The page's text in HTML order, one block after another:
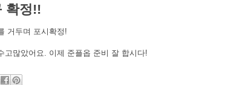
확정!!
거두며 포시확정!
고많았어요. 이제 준플옵 준비 잘 합시다!